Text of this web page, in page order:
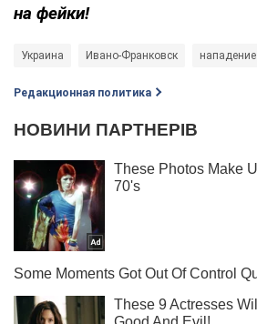
на фейки!
Украина Ивано-Франковск нападение
Редакционная политика